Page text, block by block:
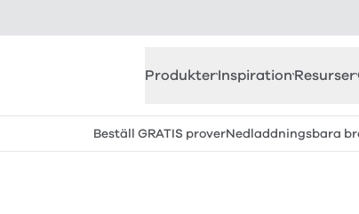
ProdukterInspirationResurser
Beställ GRATIS proverNedladdningsbara